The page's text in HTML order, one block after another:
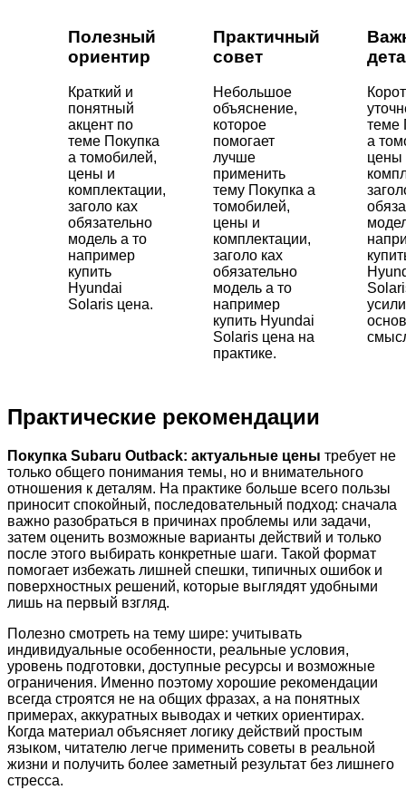
Полезный
ориентир
Краткий и
понятный
акцент по
теме Покупка
а томобилей,
цены и
комплектации,
заголо ках
обязательно
модель а то
например
купить
Hyundai
Solaris цена.
Практичный
совет
Небольшое
объяснение,
которое
помогает
лучше
применить
тему Покупка а
томобилей,
цены и
комплектации,
заголо ках
обязательно
модель а то
например
купить Hyundai
Solaris цена на
практике.
теме
а
цены
Практические рекомендации
Покупка Subaru Outback: актуальные цены требует не
только общего понимания темы, но и внимательного
отношения к деталям. На практике больше всего пользы
приносит спокойный, последовательный подход: сначала
важно разобраться в причинах проблемы или задачи,
затем оценить возможные варианты действий и только
после этого выбирать конкретные шаги. Такой формат
помогает избежать лишней спешки, типичных ошибок и
поверхностных решений, которые выглядят удобными
лишь на первый взгляд.
Полезно смотреть на тему шире: учитывать
индивидуальные особенности, реальные условия,
уровень подготовки, доступные ресурсы и возможные
ограничения. Именно поэтому хорошие рекомендации
всегда строятся не на общих фразах, а на понятных
примерах, аккуратных выводах и четких ориентирах.
Когда материал объясняет логику действий простым
языком, читателю легче применить советы в реальной
жизни и получить более заметный результат без лишнего
стресса.